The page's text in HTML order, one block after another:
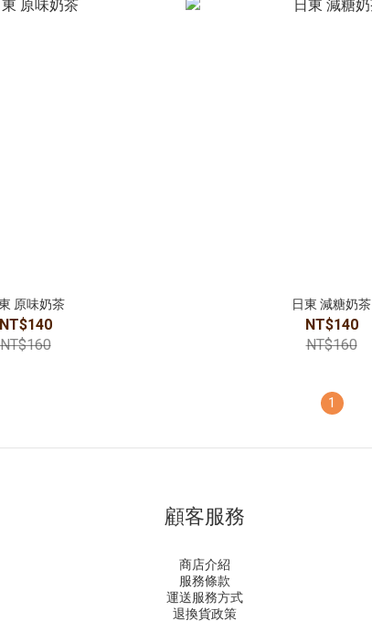
原味奶茶
NT$160
日東 減糖奶茶
NT$140
NT$160
1
顧客服務
商店介紹
服務條款
運送服務方式
退換貨政策